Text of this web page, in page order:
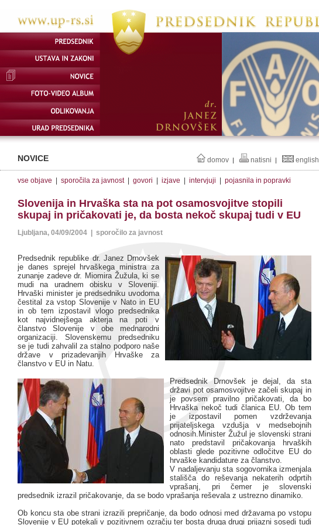
NOVICE domov | natisni | english
vse objave sporočila za javnost| govori izjave intervjuji pojasnila in popravki
Slovenija in Hrvaška sta na pot osamosvojitve stopili
skupaj in pričakovati je, da bosta nekoč skupaj tudi v EU
Ljubljana, 04/09/2004 | sporočilo za javnost
Predsednik republike dr. Janez Drnovšek
je danes sprejel hrvaškega ministra za
zunanje zadeve dr. Miomira Žužula, ki se
mudi na uradnem obisku v Sloveniji.
Hrvaški minister je predsedniku uvodoma
čestital za vstop Slovenije v Nato in EU
in ob tem izpostavil vlogo predsednika
kot najvidnejšega akterja na poti v
članstvo Slovenije v obe mednarodni
organizaciji. Slovenskemu predsedniku
se je tudi zahvalil za stalno podporo naše
države v prizadevanjih Hrvaške za
članstvo v EU in Natu.
Predsednik Drnovšek je dejal, da sta
državi pot osamosvojitve začeli skupaj in
je povsem pravilno pričakovati, da bo
Hrvaška nekoč tudi članica EU. Ob tem
je izpostavil pomen vzdrževanja
prijateljskega vzdušja v medsebojnih
odnosih.Minister Žužul je slovenski strani
nato predstavil pričakovanja hrvaških
oblasti glede pozitivne odločitve EU do
hrvaške kandidature za članstvo.
V nadaljevanju sta sogovornika izmenjala
stališča do reševanja nekaterih odprtih
vprašanj, pri čemer je slovenski
predsednik izrazil pričakovanje, da se bodo vprašanja reševala z ustrezno dinamiko.
Ob koncu sta obe strani izrazili prepričanje, da bodo odnosi med državama po vstopu
Slovenije v EU potekali v pozitivnem ozračju ter bosta druga drugi prijazni sosedi tudi